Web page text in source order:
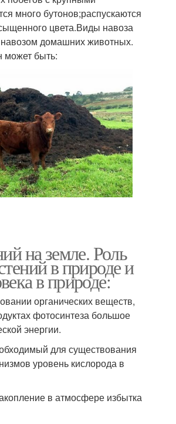
много бутонов;распускаются
цвета.Виды навоза
домашних животных.
может быть:
на земле. Роль
в природе и
в природе:
органических веществ,
фотосинтеза большое
энергии.
для существования
уровень кислорода в
в атмосфере избытка